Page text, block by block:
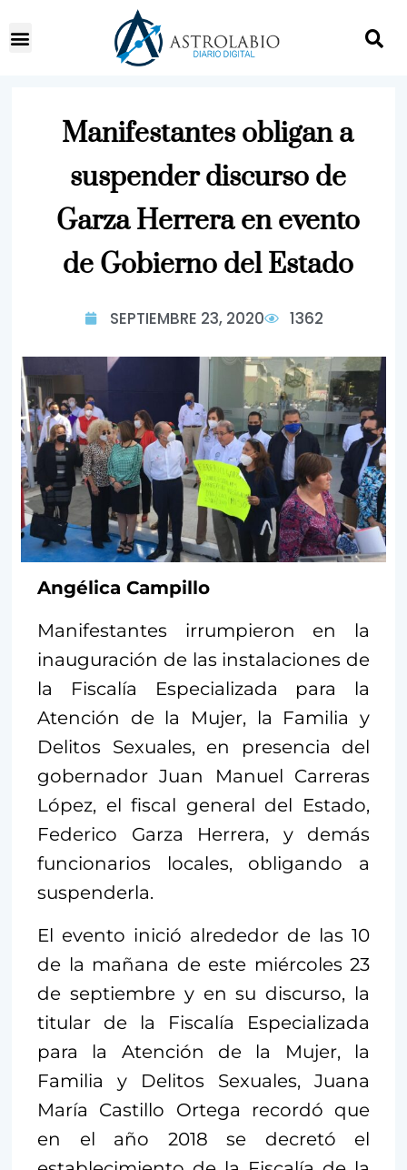
Manifestantes obligan a
suspender discurso de
Garza Herrera en evento
de Gobierno del Estado
SEPTIEMBRE 23, 2020 1362
Angélica Campillo
Manifestantes irrumpieron en la
inauguración de las instalaciones de
la Fiscalía Especializada para la
Atención de la Mujer, la Familia y
Delitos Sexuales, en presencia del
gobernador Juan Manuel Carreras
López, el fiscal general del Estado,
Federico Garza Herrera, y demás
funcionarios locales, obligando a
suspenderla.
El evento inició alrededor de las 10
de la mañana de este miércoles 23
de septiembre y en su discurso, la
titular de la Fiscalía Especializada
para la Atención de la Mujer, la
Familia y Delitos Sexuales, Juana
María Castillo Ortega recordó que
en el año 2018 se decretó el